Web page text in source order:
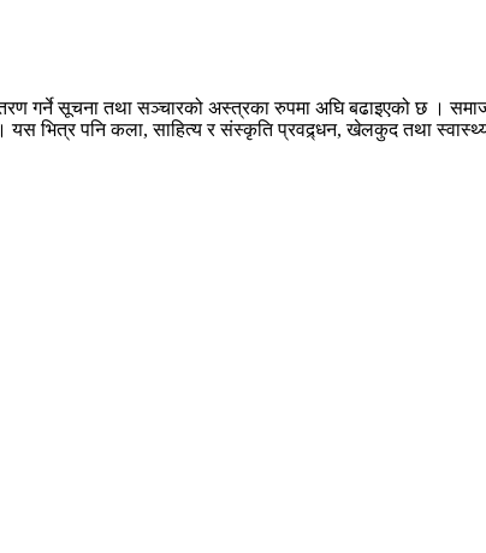
गर्ने सूचना तथा सञ्चारको अस्त्रका रुपमा अघि बढाइएको छ ।
। यस भित्र पनि कला, साहित्य र संस्कृति प्रवद्र्धन, खेलकुद तथा